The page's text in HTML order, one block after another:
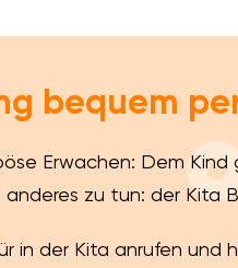
bequem
Erwachen: Dem
zu tun: der Kita
in der Kita anrufen